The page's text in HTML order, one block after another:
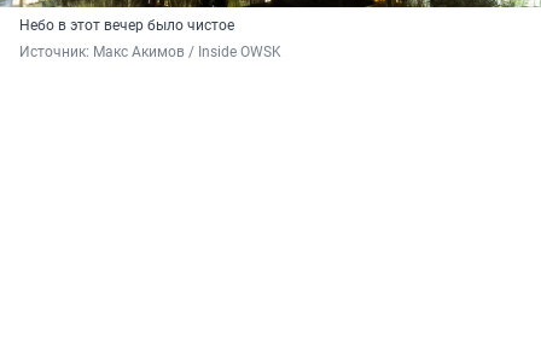
Небо в этот вечер было чистое
Источник: Макс Акимов / Inside OWSK